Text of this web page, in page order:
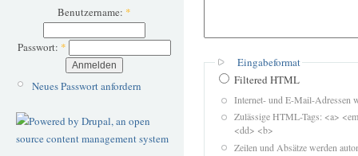
Benutzername: *
Passwort: *
Neues Passwort anfordern
Eingabeformat
Filtered HTML
Internet- und E-Mail-Adressen
Zulässige HTML-Tags: <a>
<dd> <b>
Zeilen und Absätze werden